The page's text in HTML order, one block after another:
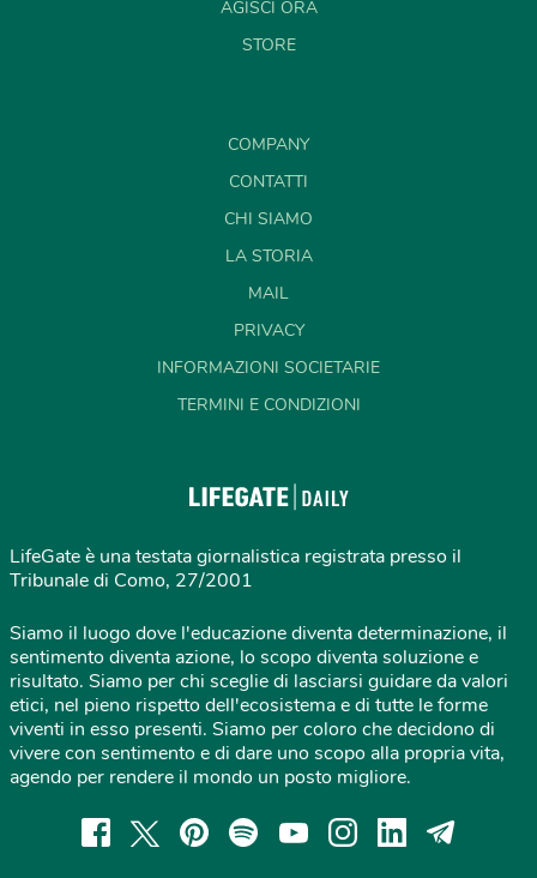
AGISCI ORA
STORE
COMPANY
CONTATTI
CHI SIAMO
LA STORIA
MAIL
PRIVACY
INFORMAZIONI SOCIETARIE
TERMINI E CONDIZIONI
LifeGate è una testata giornalistica registrata presso il
Tribunale di Como, 27/2001
Siamo il luogo dove l'educazione diventa determinazione, il
sentimento diventa azione, lo scopo diventa soluzione e
risultato. Siamo per chi sceglie di lasciarsi guidare da valori
etici, nel pieno rispetto dell'ecosistema e di tutte le forme
viventi in esso presenti. Siamo per coloro che decidono di
vivere con sentimento e di dare uno scopo alla propria vita,
agendo per rendere il mondo un posto migliore.